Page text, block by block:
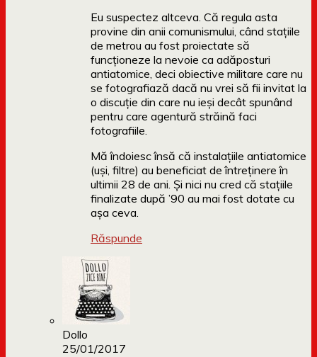
Eu suspectez altceva. Că regula asta
provine din anii comunismului, când stațiile
de metrou au fost proiectate să
funcționeze la nevoie ca adăposturi
antiatomice, deci obiective militare care nu
se fotografiază dacă nu vrei să fii invitat la
o discuție din care nu ieși decât spunând
pentru care agentură străină faci
fotografiile.
Mă îndoiesc însă că instalațiile antiatomice
(uși, filtre) au beneficiat de întreținere în
ultimii 28 de ani. Și nici nu cred că stațiile
finalizate după ’90 au mai fost dotate cu
așa ceva.
Răspunde
Dollo
25/01/2017